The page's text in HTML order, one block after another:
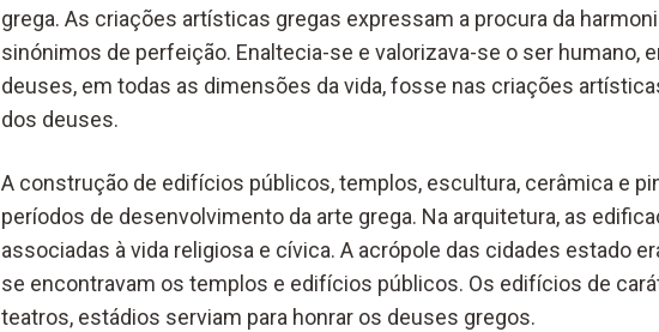
grega. As criações artísticas gregas expressam a procura da
sinónimos de perfeição. Enaltecia-se e valorizava-se o ser humano,
deuses, em todas as dimensões da vida, fosse nas criações
dos deuses.
A construção de edifícios públicos, templos, escultura, cerâmica e
períodos de desenvolvimento da arte grega. Na arquitetura, as
associadas à vida religiosa e cívica. A acrópole das cidades estado
se encontravam os templos e edifícios públicos. Os edifícios de
teatros, estádios serviam para honrar os deuses gregos.